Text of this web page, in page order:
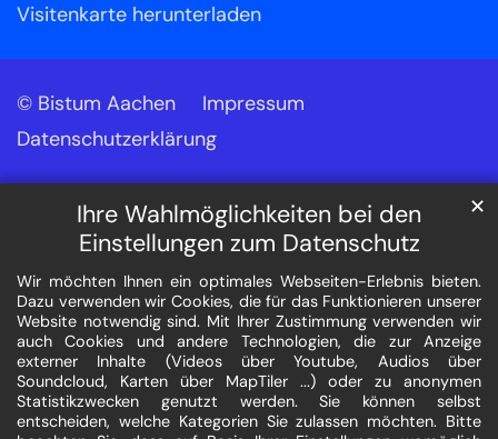
Ihre Wahlmöglichkeiten bei den
Einstellungen zum Datenschutz
Wir möchten Ihnen ein optimales Webseiten-Erlebnis bieten.
Dazu verwenden wir Cookies, die für das Funktionieren unserer
Website notwendig sind. Mit Ihrer Zustimmung verwenden wir
auch Cookies und andere Technologien, die zur Anzeige
externer Inhalte (Videos über Youtube, Audios über
Soundcloud, Karten über MapTiler ...) oder zu anonymen
Statistikzwecken genutzt werden. Sie können selbst
entscheiden, welche Kategorien Sie zulassen möchten. Bitte
✕
Visitenkarte herunterladen
© Bistum Aachen
Impressum
Datenschutzerklärung